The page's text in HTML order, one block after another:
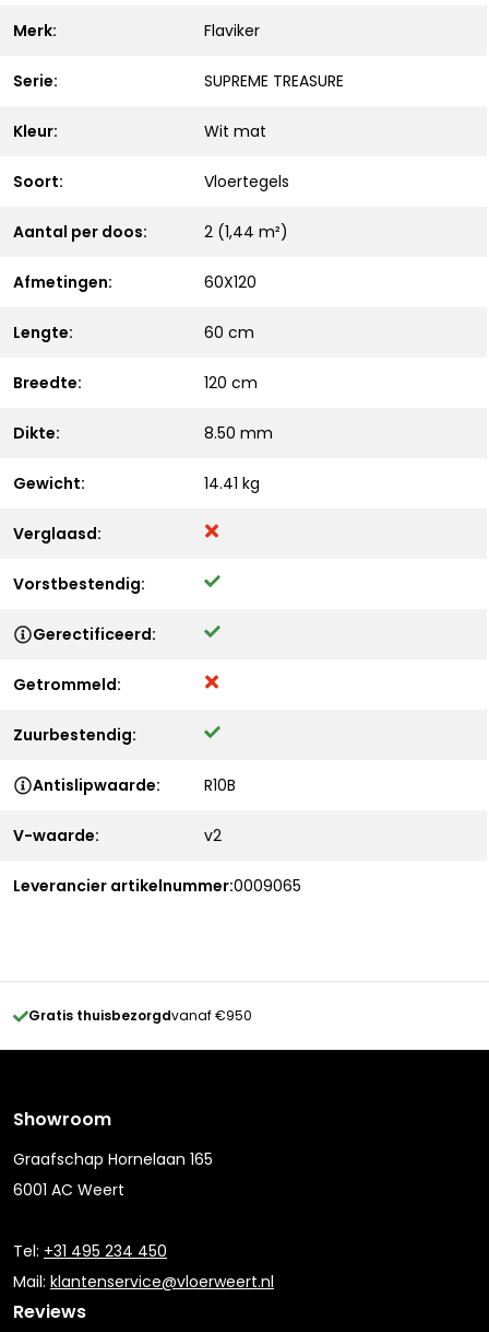
Merk: Flaviker
Serie: SUPREME TREASURE
Kleur: Wit mat
Soort: Vloertegels
Aantal per doos: 2 (1,44 m²)
Afmetingen: 60X120
Lengte: 60 cm
Breedte: 120 cm
Dikte: 8.50 mm
Gewicht: 14.41 kg
Verglaasd:
Vorstbestendig:
Gerectificeerd:
Getrommeld:
Zuurbestendig:
Antislipwaarde: R10B
V-waarde: v2
Leverancier artikelnummer:0009065
Gratis thuisbezorgdvanaf €950
Showroom
Graafschap Hornelaan 165
6001 AC Weert
Tel: +31 495 234 450
Mail: klantenservice@vloerweert.nl
Reviews